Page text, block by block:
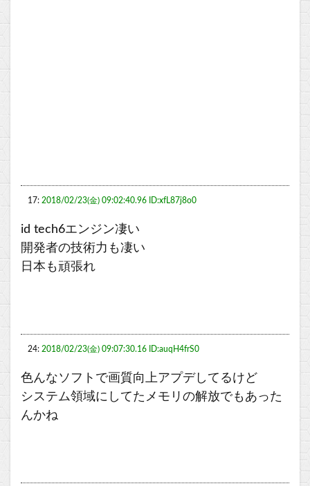
17: 2018/02/23(金) 09:02:40.96 ID:xfL87j8o0
id tech6エンジン凄い
開発者の技術力も凄い
日本も頑張れ
24: 2018/02/23(金) 09:07:30.16 ID:auqH4frS0
色んなソフトで画質向上アプデしてるけど
システム領域にしてたメモリの解放でもあった
んかね